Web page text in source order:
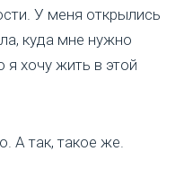
У меня открылись
куда мне нужно
хочу жить в этой
А так, такое же.